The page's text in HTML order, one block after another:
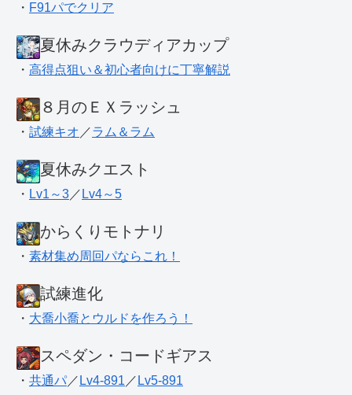
・ F91パでクリア
夏休みクラウディアカップ
・ 高得点狙い＆初心者向けに丁寧解説
８月のＥＸラッシュ
・ 試練キオ ／ラム＆ラム
夏休みクエスト
・ Lv1～3 ／ Lv4～5
からくりモトナリ
・ 素材集め周回パならこれ！
試練進化
・ 大喬小喬とウルドを作ろう！
スペダン・コードギアス
・ 共通パ ／ Lv4-891 ／ Lv5-891